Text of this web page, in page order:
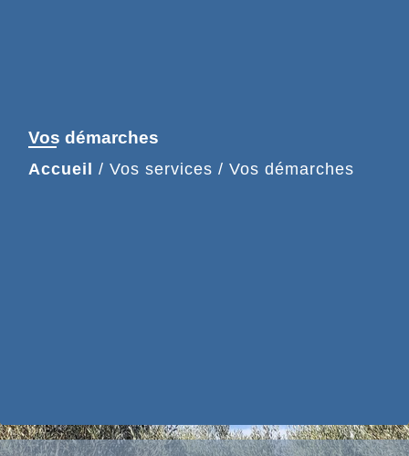
Vos démarches
Accueil / Vos services / Vos démarches